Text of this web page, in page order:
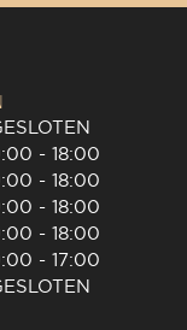
- 18:00
- 18:00
- 18:00
- 18:00
- 17:00